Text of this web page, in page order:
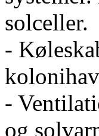
solceller.
-
-
og